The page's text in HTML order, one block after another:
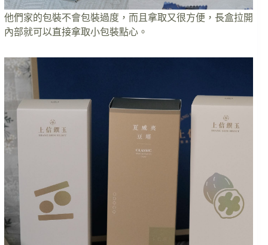
他們家的包裝不會包裝過度，而且拿取又很方便，長盒拉開
內部就可以直接拿取小包裝點心。